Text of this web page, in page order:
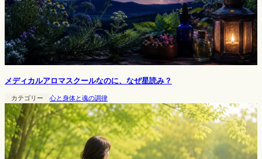
メディカルアロマスクールなのに、なぜ星読み？
カテゴリー 心と身体と魂の調律